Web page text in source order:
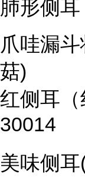
肺形侧耳
爪哇漏
菇)
红侧耳
30014
美味侧